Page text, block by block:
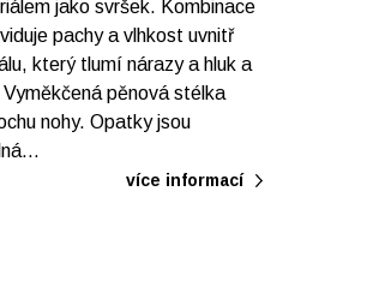
jako svršek. Kombinace
pachy a vlhkost uvnitř
který tlumí nárazy a hluk a
pěnová stélka
nohy. Opatky jsou
více informací